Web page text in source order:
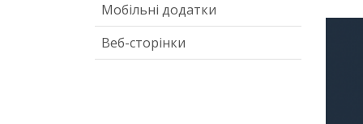
Мобільні додатки
Веб-сторінки